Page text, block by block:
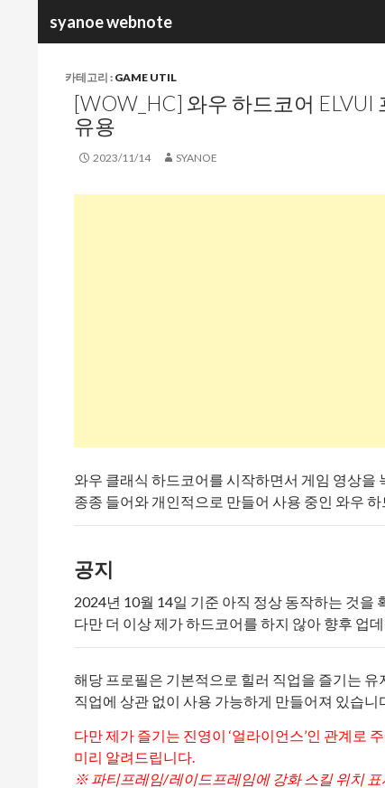
syanoe webnote
색
카테고리 : GAME UTIL
[WOW_HC] 와우 하드코어 ELVUI
유용
2023/11/14 SYANOE
와우 클래식 하드코어를 시작하면서 게임 영상을
종종 들어와 개인적으로 만들어 사용 중인 와우
공지
2024년 10월 14일 기준 아직 정상 동작하는 것을
다만 더 이상 제가 하드코어를 하지 않아 향후 업
해당 프로필은 기본적으로 힐러 직업을 즐기는
직업에 상관 없이 사용 가능하게 만들어져 있습니
다만 제가 즐기는 진영이 ‘얼라이언스’인 관계로
미리 알려드립니다.
※ 파티프레임/레이드프레임에 강화 스킬 위치